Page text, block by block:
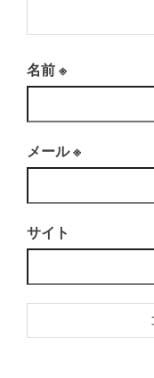
名前※
メール※
サイト